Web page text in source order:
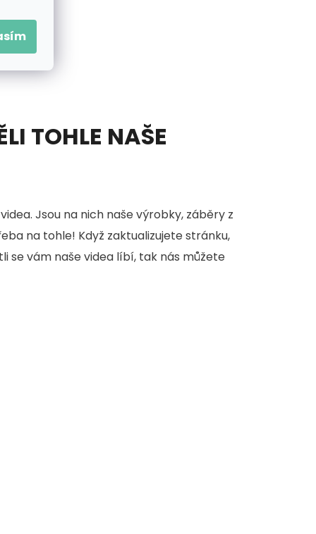
TOHLE NAŠE
Jsou na nich naše výrobky, záběry z
na tohle! Když zaktualizujete stránku,
se vám naše videa líbí, tak nás můžete